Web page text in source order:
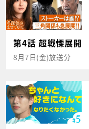
第4話 超戦慄展開
8月7日(金)放送分